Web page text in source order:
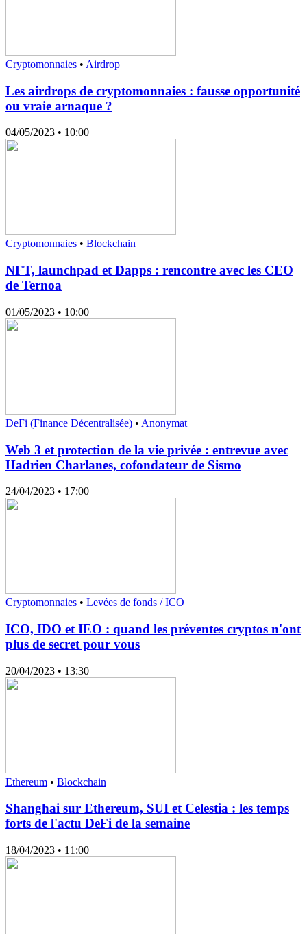
Cryptomonnaies • Airdrop
Les airdrops de cryptomonnaies : fausse opportunité
ou vraie arnaque ?
04/05/2023 • 10:00
Cryptomonnaies • Blockchain
NFT, launchpad et Dapps : rencontre avec les CEO
de Ternoa
01/05/2023 • 10:00
DeFi (Finance Décentralisée) • Anonymat
Web 3 et protection de la vie privée : entrevue avec
Hadrien Charlanes, cofondateur de Sismo
24/04/2023 • 17:00
Cryptomonnaies • Levées de fonds / ICO
ICO, IDO et IEO : quand les préventes cryptos n'ont
plus de secret pour vous
20/04/2023 • 13:30
Ethereum • Blockchain
Shanghai sur Ethereum, SUI et Celestia : les temps
forts de l'actu DeFi de la semaine
18/04/2023 • 11:00